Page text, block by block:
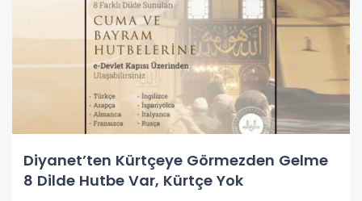
Diyanet’ten Kürtçeye Görmezden Gelme
8 Dilde Hutbe Var, Kürtçe Yok